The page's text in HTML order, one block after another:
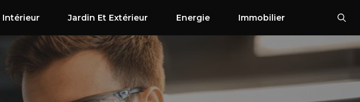
Intérieur Jardin Et Extérieur Energie Immobilier